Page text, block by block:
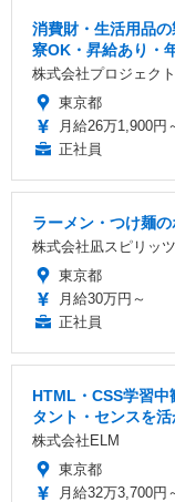
消費財・生活用品
寮OK・昇給あり・
株式会社プロジェク
東京都
月給26万1,900円
正社員
ラーメン・つけ麺
株式会社凪スピリッ
東京都
月給30万円～
正社員
HTML・CSS学習中
タント・センスを
株式会社ELM
東京都
月給32万3,700円